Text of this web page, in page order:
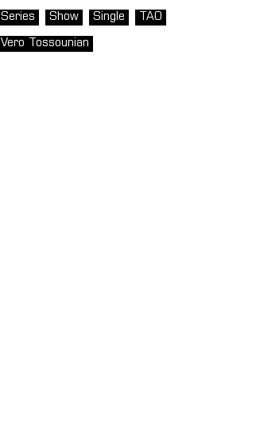
Series Show Single TAO
Vero Tossounian